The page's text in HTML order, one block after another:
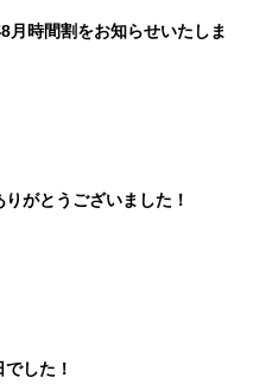
月時間割をお知らせいたしま
りがとうございました！
した！